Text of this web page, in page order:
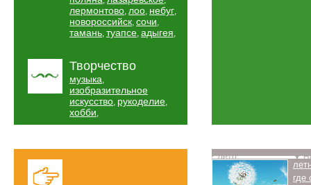
лермонтово, лоо, небуг,
новороссийск, сочи,
тамань, туапсе, адыгея,
Творчество
музыка,
изобразительное
искусство, рукоделие,
хобби,
Лето
где